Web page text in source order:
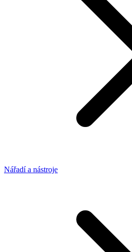
Nářadí a nástroje